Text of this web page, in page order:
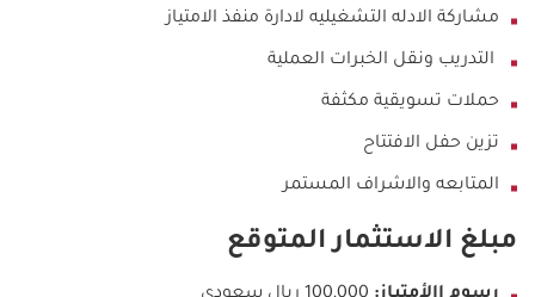
مشاركة الادله التشغيليه لادارة منفذ الامتياز
التدريب ونقل الخبرات العملية
حملات تسويقية مكثفة
تزين حفل الافتتاح
المتابعه والاشراف المستمر
مبلغ الاستثمار المتوقع